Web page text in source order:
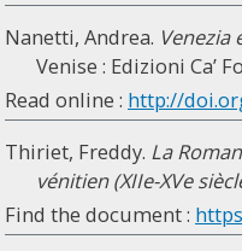
Nanetti, Andrea.
Venise : Edizioni Ca’
Read online : http://
Thiriet, Freddy. La
vénitien (XIIe-XVe
Find the document :